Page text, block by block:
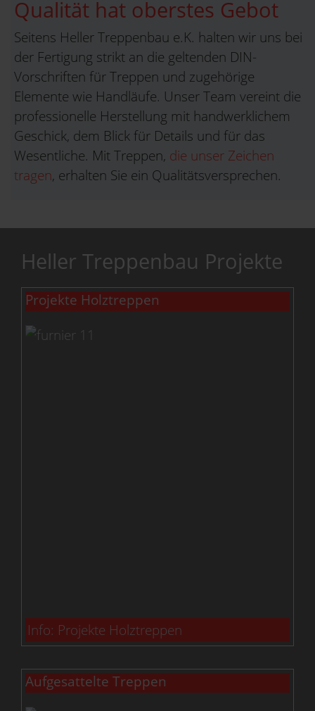
Qualität hat oberstes Gebot
Seitens Heller Treppenbau e.K. halten wir uns bei
der Fertigung strikt an die geltenden DIN-
Vorschriften für Treppen und zugehörige
Elemente wie Handläufe. Unser Team vereint die
professionelle Herstellung mit handwerklichem
Geschick, dem Blick für Details und für das
Wesentliche. Mit Treppen, die unser Zeichen
tragen, erhalten Sie ein Qualitätsversprechen.
Heller Treppenbau Projekte
Projekte Holztreppen
Info: Projekte Holztreppen
Aufgesattelte Treppen